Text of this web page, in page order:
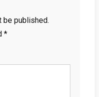
be published.
*